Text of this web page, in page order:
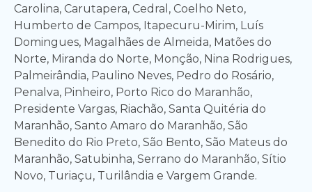
Carolina, Carutapera, Cedral, Coelho Neto,
Humberto de Campos, Itapecuru-Mirim, Luís
Domingues, Magalhães de Almeida, Matões do
Norte, Miranda do Norte, Monção, Nina Rodrigues,
Palmeirândia, Paulino Neves, Pedro do Rosário,
Penalva, Pinheiro, Porto Rico do Maranhão,
Presidente Vargas, Riachão, Santa Quitéria do
Maranhão, Santo Amaro do Maranhão, São
Benedito do Rio Preto, São Bento, São Mateus do
Maranhão, Satubinha, Serrano do Maranhão, Sítio
Novo, Turiaçu, Turilândia e Vargem Grande.